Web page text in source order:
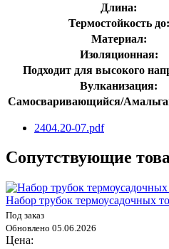
Длина:
Термостойкость до:
Материал:
Изоляционная:
Подходит для высокого
Вулканизация:
Самосваривающийся/
2404.20-07.pdf
Сопутствующие
Набор трубок термоусадочных
Под заказ
Обновлено 05.06.2026
Цена: